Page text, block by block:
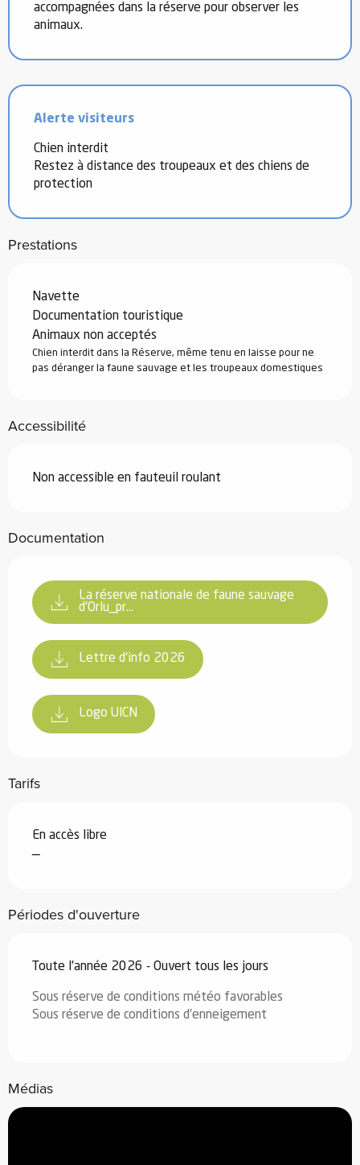
accompagnées dans la réserve pour observer les
animaux.
Alerte visiteurs
Chien interdit
Restez à distance des troupeaux et des chiens de
protection
Prestations
Navette
Documentation touristique
Animaux non acceptés
Chien interdit dans la Réserve, même tenu en laisse pour ne
pas déranger la faune sauvage et les troupeaux domestiques
Accessibilité
Non accessible en fauteuil roulant
Documentation
La réserve nationale de faune sauvage
d'Orlu_pr...
Lettre d'info 2026
Logo UICN
Tarifs
En accès libre
—
Périodes d'ouverture
Toute l'année 2026 - Ouvert tous les jours
Sous réserve de conditions météo favorables
Sous réserve de conditions d'enneigement
Médias